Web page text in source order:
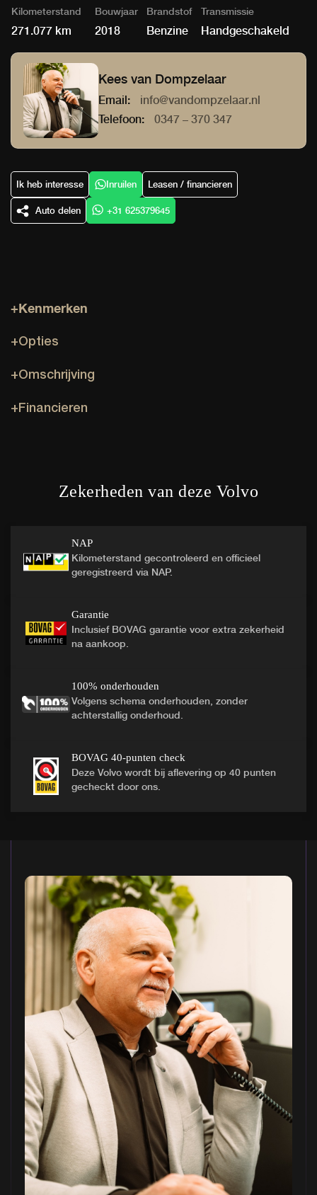
Kilometerstand
271.077 km
Bouwjaar
2018
Brandstof
Benzine
Transmissie
Handgeschakeld
Kees van Dompzelaar
Email:
info@vandompzelaar.nl
Telefoon:
0347 – 370 347
Ik heb interesse Inruilen Leasen / financieren
Auto delen +31 625379645
+Kenmerken
+Opties
+Omschrijving
+Financieren
Zekerheden van deze Volvo
NAP
Kilometerstand gecontroleerd en officieel
geregistreerd via NAP.
Garantie
Inclusief BOVAG garantie voor extra zekerheid
na aankoop.
100% onderhouden
Volgens schema onderhouden, zonder
achterstallig onderhoud.
BOVAG 40-punten check
Deze Volvo wordt bij aflevering op 40 punten
gecheckt door ons.